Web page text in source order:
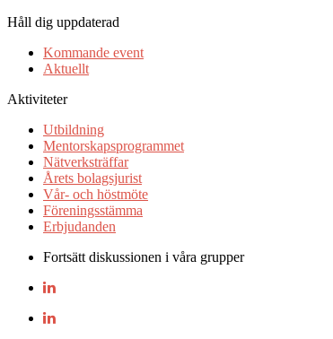
Håll dig uppdaterad
Kommande event
Aktuellt
Aktiviteter
Utbildning
Mentorskapsprogrammet
Nätverksträffar
Årets bolagsjurist
Vår- och höstmöte
Föreningsstämma
Erbjudanden
Fortsätt diskussionen i våra grupper